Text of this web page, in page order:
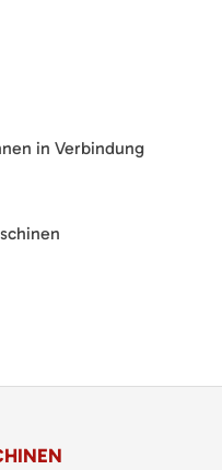
in Verbindung